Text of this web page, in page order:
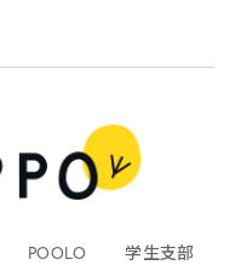
POOLO
学生支部